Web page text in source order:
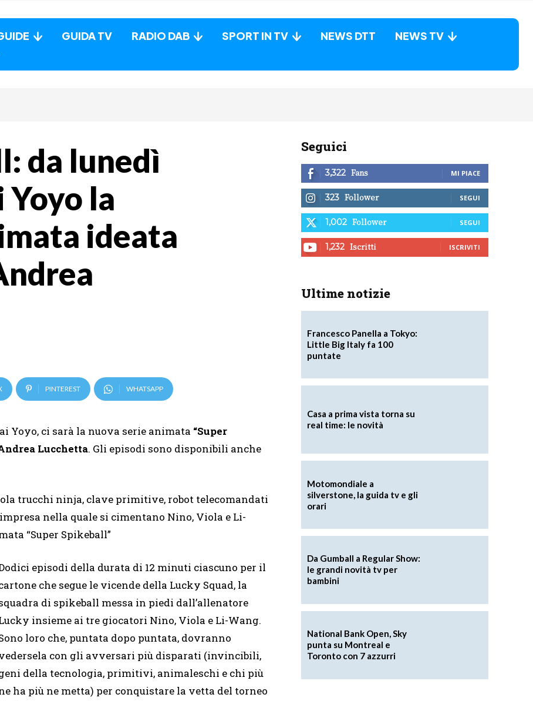
GUIDA TV RADIO DAB SPORT IN TV NEWS DTT
NEWS TV
da lunedì
Yoyo la
ideata
PINTEREST WHATSAPP
Yoyo, ci sarà la nuova serie animata “Super
Lucchetta. Gli episodi sono disponibili anche
trucchi ninja, clave primitive, robot telecomandati
nella quale si cimentano Nino, Viola e Li-
“Super Spikeball”
episodi della durata di 12 minuti ciascuno per il
che segue le vicende della Lucky Squad, la
di spikeball messa in piedi dall’allenatore
insieme ai tre giocatori Nino, Viola e Li-Wang.
loro che, puntata dopo puntata, dovranno
con gli avversari più disparati (invincibili,
della tecnologia, primitivi, animaleschi e chi più
ha più ne metta) per conquistare la vetta del torneo
Seguici
3,322 Fans MI PIACE
323 Follower SEGUI
1,002 Follower SEGUI
1,232 Iscritti ISCRIVITI
Ultime notizie
Francesco Panella a Tokyo:
Little Big Italy fa 100
puntate
Casa a prima vista torna su
real time: le novità
Motomondiale a
silverstone, la guida tv e gli
orari
Da Gumball a Regular Show:
le grandi novità tv per
bambini
National Bank Open, Sky
punta su Montreal e
Toronto con 7 azzurri